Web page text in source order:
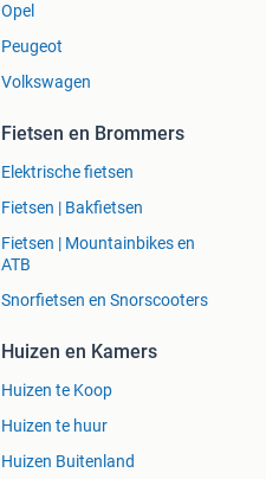
Opel
Peugeot
Volkswagen
Fietsen en Brommers
Elektrische fietsen
Fietsen | Bakfietsen
Fietsen | Mountainbikes en
ATB
Snorfietsen en Snorscooters
Huizen en Kamers
Huizen te Koop
Huizen te huur
Huizen Buitenland